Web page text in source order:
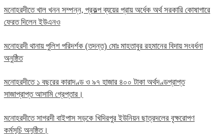
মনোহরদীতে খাল খনন সম্পন্ন, প্রকল্প ব্যয়ের প্রায় অর্ধেক অর্থ সরকারি কোষাগারে
ফেরত দিলেন ইউএনও
মনোহরদী থানায় পুলিশ পরিদর্শক (তদন্ত) মোঃ মাহতাবুর রহমানের বিদায় সংবর্ধনা
অনুষ্ঠিত
মনোহরদীতে ১ বছরের কারাদণ্ড ও ৯৭ হাজার ৪০০ টাকা অর্থদণ্ডপ্রাপ্ত
সাজাপ্রাপ্ত আসামি গ্রেপ্তার।
মনোহরদীতে সাগরদী বাইপাস সড়কে খিদিরপুর ইউনিয়ন ছাত্রদলের বৃক্ষরোপণ
কর্মসূচি অনুষ্ঠিত।